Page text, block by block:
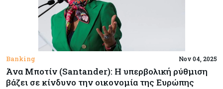
Banking Nov 04, 2025
Άνα Μποτίν (Santander): Η υπερβολική ρύθμιση
βάζει σε κίνδυνο την οικονομία της Ευρώπης